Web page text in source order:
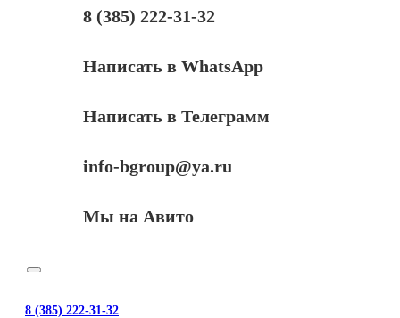
8 (385) 222-31-32
Написать в WhatsApp
Написать в Телеграмм
info-bgroup@ya.ru
Мы на Авито
8 (385) 222-31-32